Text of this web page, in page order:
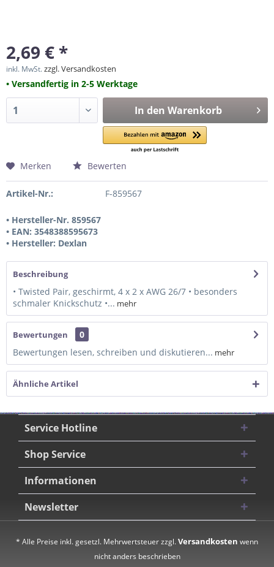
2,69 € *
inkl. MwSt.zzgl. Versandkosten
• Versandfertig in 2-5 Werktage
In den Warenkorb
Merken Bewerten
Artikel-Nr.: F-859567
• Hersteller-Nr. 859567
• EAN: 3548388595673
• Hersteller: Dexlan
Beschreibung
• Twisted Pair, geschirmt, 4 x 2 x AWG 26/7 • besonders
schmaler Knickschutz •... mehr
Bewertungen
0
Bewertungen lesen, schreiben und diskutieren... mehr
Ähnliche Artikel
Service Hotline
Shop Service
Informationen
Newsletter
* Alle Preise inkl. gesetzl. Mehrwertsteuer zzgl.Versandkosten wenn
nicht anders beschrieben